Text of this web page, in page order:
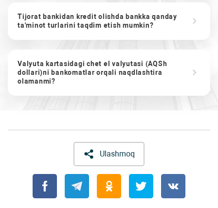
Tijorat bankidan kredit olishda bankka qanday
ta'minot turlarini taqdim etish mumkin?
Valyuta kartasidagi chet el valyutasi (AQSh
dollari)ni bankomatlar orqali naqdlashtira
olamanmi?
Ulashmoq